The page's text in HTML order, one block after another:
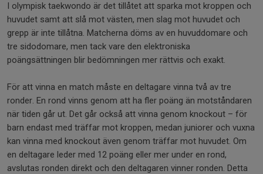
I olympisk taekwondo är det tillåtet att sparka mot kroppen och
huvudet samt att slå mot västen, men slag mot huvudet och
grepp är inte tillåtna. Matcherna döms av en huvuddomare och
tre sidodomare, men tack vare den elektroniska
poängsättningen blir bedömningen mer rättvis och exakt.
För att vinna en match måste en deltagare vinna två av tre
ronder. En rond vinns genom att ha fler poäng än motståndaren
när tiden går ut. Det går också att vinna genom knockout – för
barn endast med träffar mot kroppen, medan juniorer och vuxna
kan vinna med knockout även genom träffar mot huvudet. Om
en deltagare leder med 12 poäng eller mer under en rond,
avslutas ronden direkt och den deltagaren vinner ronden. Detta